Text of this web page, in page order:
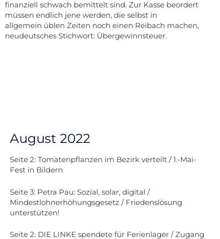
finanziell schwach bemittelt sind. Zur Kasse beordert
müssen endlich jene werden, die selbst in
allgemein üblen Zeiten noch einen Reibach machen,
neudeutsches Stichwort: Übergewinnsteuer.
August 2022
Seite 2: Tomatenpflanzen im Bezirk verteilt / 1.-Mai-
Fest in Bildern
Seite 3: Petra Pau: Sozial, solar, digital /
Mindestlohnerhöhungsgesetz / Friedenslösung
unterstützen!
Seite 2: DIE LINKE spendete für Ferienlager / Zugang